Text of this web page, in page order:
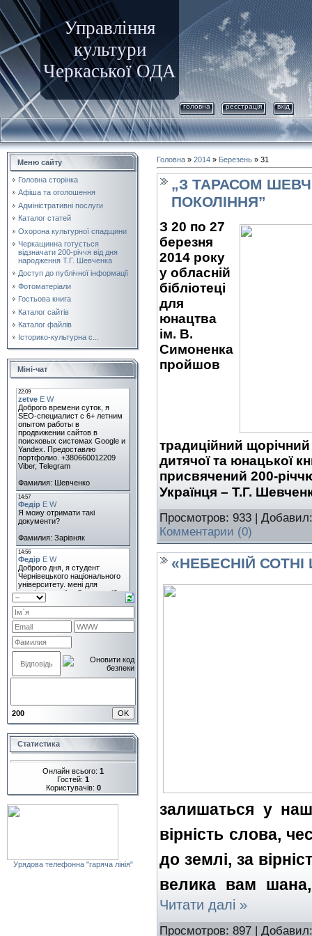
Управління
культури
Черкаської ОДА
головна реєстрація вхід
Меню сайту
Головна сторінка
Афіша та оголошення
Адміністративні послуги
Каталог статей
Охорона культурної спадщини
Черкащинна готується
відзначати 200-річчя від дня
народження Т.Г. Шевченка
Доступ до публічної інформації
Фотоматеріали
Гостьова книга
Каталог сайтів
Каталог файлів
Історико-культурна с...
Міні-чат
200
Статистика
Онлайн всього: 1
Гостей: 1
Користувачів: 0
Урядова телефонна "гаряча лінія"
Головна » 2014 » Березень » 31
„З ТАРАСОМ
ПОКОЛІННЯ”
З 20 по 27
березня
2014 року
у обласній
бібліотеці
для
юнацтва
ім. В.
Симоненка
пройшов
традиційний
дитячої та юнацької
присвячений 200-
Українця – Т.Г.
Просмотров: 933 |
Комментарии (0)
«НЕБЕСНІЙ
залишаться у
вірність слова,
до землі, за
велика вам
Читати далі »
Просмотров: 897 |